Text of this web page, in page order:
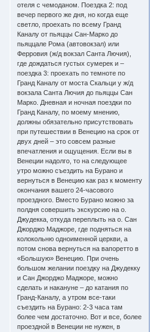
отеля с чемоданом. Поездка 2: под
вечер первого же дня, но когда еще
светло, проехать по всему Гранд
Каналу от пьяццы Сан-Марко до
пьяццале Рома (автовокзал) или
Ферровия (ж/д вокзал Санта Лючия),
где дождаться густых сумерек и –
поездка 3: проехать по темноте по
Гранд Каналу от моста Скальци у ж/д
вокзала Санта Лючия до пьяццы Сан
Марко. Дневная и ночная поездки по
Гранд Каналу, по моему мнению,
должны обязательно присутствовать
при путешествии в Венецию на срок от
двух дней – это совсем разные
впечатления и ощущения. Если вы в
Венеции надолго, то на следующее
утро можно съездить на Бурано и
вернуться в Венецию как раз к моменту
окончания вашего 24-часового
проездного. Вместо Бурано можно за
полдня совершить экскурсию на о.
Джудекка, откуда переплыть на о. Сан
Джорджо Маджоре, где подняться на
колокольню одноименной церкви, а
потом снова вернуться на вапоретто в
«Большую» Венецию. При очень
большом желании поездку на Джудекку
и Сан Джорджо Маджоре, можно
сделать и накануне – до катания по
Гранд-Каналу, а утром все-таки
съездить на Бурано: 2-3 часа там
более чем достаточно. Вот и все, более
проездной в Венеции не нужен, в